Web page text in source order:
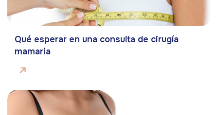
Qué esperar en una consulta de cirugía
mamaria